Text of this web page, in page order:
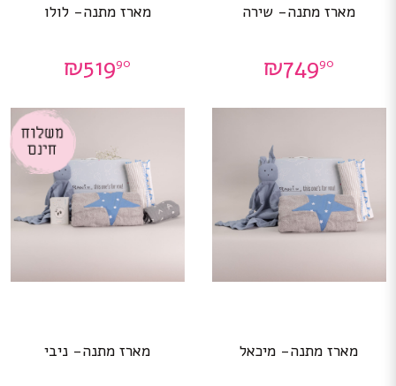
מארז מתנה- שירה
₪74990
מארז מתנה- לולו
₪51990
מארז מתנה- מיכאל מארז מתנה- ניבי